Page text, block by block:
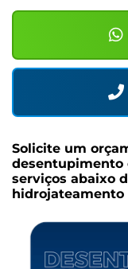
Solicite um
desentupimento
serviços abaixo
hidrojateamento